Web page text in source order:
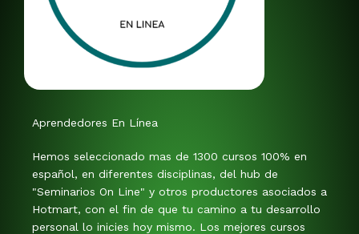
Aprendedores En Línea
Hemos seleccionado mas de 1300 cursos 100% en
español, en diferentes disciplinas, del hub de
"Seminarios On Line" y otros productores asociados a
Hotmart, con el fin de que tu camino a tu desarrollo
personal lo inicies hoy mismo. Los mejores cursos